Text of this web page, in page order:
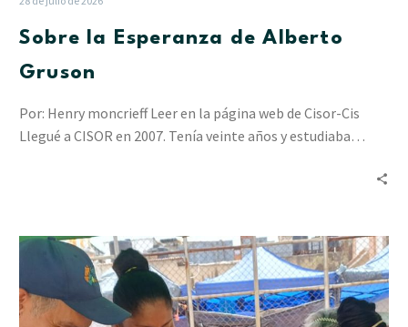
Sobre la Esperanza de Alberto
Gruson
Por: Henry moncrieff Leer en la página web de Cisor-Cis
Llegué a CISOR en 2007. Tenía veinte años y estudiaba…
“Resiliencia
en
Acción”
ha